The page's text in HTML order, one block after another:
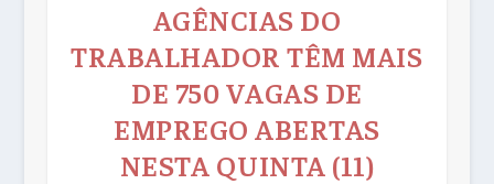
AGÊNCIAS DO
TRABALHADOR TÊM MAIS
DE 750 VAGAS DE
EMPREGO ABERTAS
NESTA QUINTA (11)